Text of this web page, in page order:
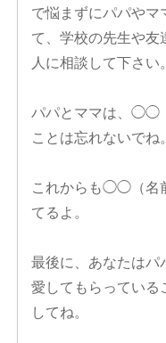
で悩まずにパパやマ
て、学校の先生や友
人に相談して下さい。
パパとママは、◯◯
ことは忘れないでね。
これからも◯◯（名
てるよ。
最後に、あなたはパ
愛してもらっている
してね。